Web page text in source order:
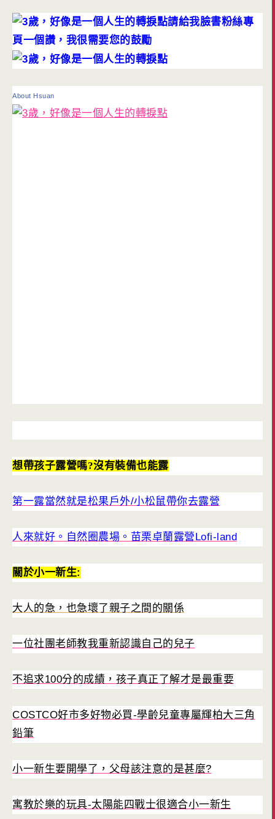
請給我臉書粉絲專
頁一個讚，我很需要您的鼓勵
About Hsuan
想帶孩子露營嗎?沒有裝備也能露
第一露當然就是松果戶外/小松鼠帶你去露營
人來就好。自然圈農場。苗栗卓蘭露營Lofi-land
關於小一新生:
大人的急，也急壞了親子之間的關係
一位社團老師教我重新認識自己的兒子
不追求100分的成績，孩子真正了解才是最重要
COSTCO好市多好物必買-學齡兒童專屬輝柏大三角
鉛筆
小一新生要開學了，父母該注意的是甚麼?
寓教於樂的玩具-太陽能四戰士很適合小一新生